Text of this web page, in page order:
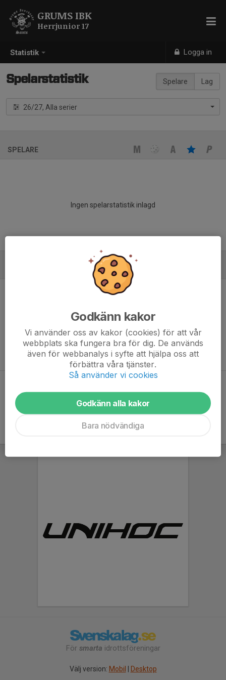
Statistik Logga in
GRUMS IBK
Herrjunior 17
Spelare Lag
Spelarstatistik
26/27, Alla serier
SPELARE
Ingen spelarstatistik inlagd
För smarta idrottsföreningar
Välj version: Mobil Desktop
Godkänn kakor
Vi använder oss av kakor (cookies) för att vår
webbplats ska fungera bra för dig. De används
även för webbanalys i syfte att hjälpa oss att
förbättra våra tjänster.
Så använder vi cookies
Godkänn alla kakor
Bara nödvändiga